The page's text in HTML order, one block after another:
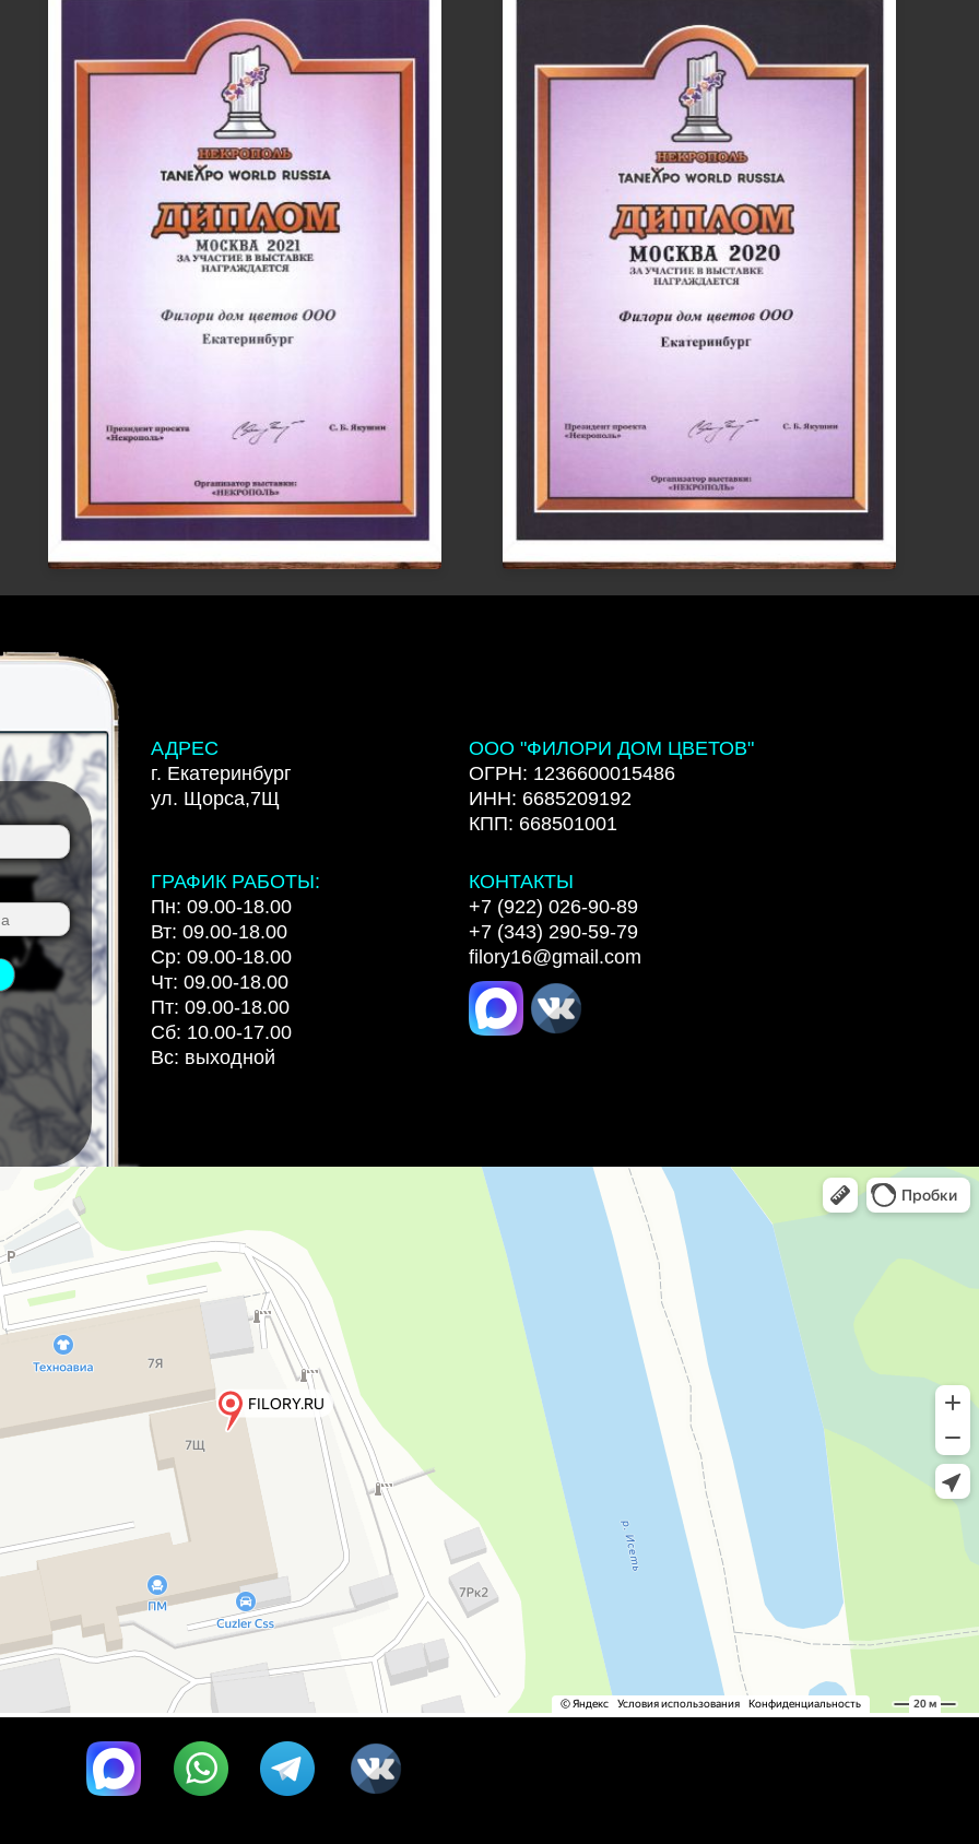
АДРЕС
г. Екатеринбург
ул. Щорса,7Щ
ООО "ФИЛОРИ ДОМ ЦВЕТОВ"
ОГРН: 1236600015486
ИНН: 6685209192
КПП: 668501001
ГРАФИК РАБОТЫ:
Пн: 09.00-18.00
Вт: 09.00-18.00
Ср: 09.00-18.00
Чт: 09.00-18.00
Пт: 09.00-18.00
Сб: 10.00-17.00
Вс: выходной
КОНТАКТЫ
+7 (922) 026-90-89
+7 (343) 290-59-79
filory16@gmail.com